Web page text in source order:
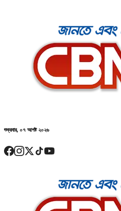
শুক্রবার, ০৭ আগষ্ট ২০২৬